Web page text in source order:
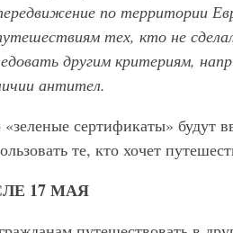
по территории
тех, кто не
другим критериям,
антител.
сертификаты» будут
те, кто хочет
17 МАЯ